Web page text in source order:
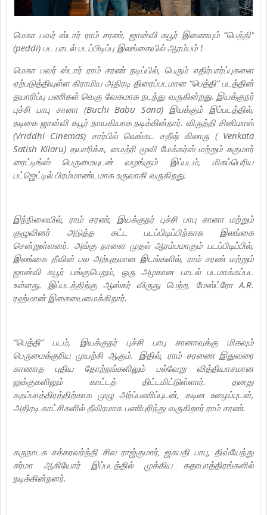
மெகா பவர் ஸ்டார் ராம் சரண், ஜான்வி கபூர் இணையும் “பெத்தி”
(peddi) பட பாடல் படப்பிடிப்பு இலங்கையில் ஆரம்பம் !
மெகா பவர் ஸ்டார் ராம் சரண் நடிப்பில், பெரும் எதிர்பார்ப்புகளை
ஏற்படுத்தியுள்ள கிராமிய அதிரடி திரைப்படமான “பெத்தி” படத்தின்
தயாரிப்பு பணிகள் வெகு வேகமாக நடந்து வருகின்றது. இயக்குநர்
புச்சி பாபு சானா (Buchi Babu Sana) இயக்கும் இப்படத்தில்,
நடிகை ஜான்வி கபூர் நாயகியாக நடிக்கின்றார். விருத்தி சினிமாஸ்
(Vriddhi Cinemas) சார்பில் வெங்கட சதீஷ் கிலாரு ( Venkata
Satish Kilaru) தயாரிக்க, மைத்ரி மூவி மேக்கர்ஸ் மற்றும் சுகுமார்
ரைட்டிங்ஸ் பெருமையுடன் வழங்கும் இப்படம், மிகப்பெரிய
பட்ஜெட்டில் பிரம்மாண்டமாக உருவாகி வருகிறது.
இந்நிலையில், ராம் சரண், இயக்குநர் புச்சி பாபு சானா மற்றும்
குழுவினர் அடுத்த கட்ட படப்பிடிப்பிற்காக இலங்கை
சென்றுள்ளனர். அங்கு நாளை முதல் ஆரம்பமாகும் படப்பிடிப்பில்,
இலங்கை தீவின் பல அற்புதமான இடங்களில், ராம் சரண் மற்றும்
ஜான்வி கபூர் பங்குபெறும், ஒரு அழகான பாடல் படமாக்கப்பட
உள்ளது. இப்படத்திற்கு ஆஸ்கர் விருது பெற்ற, மேஸ்ட்ரோ A.R.
ரஹ்மான் இசையைமைக்கிறார்.
“பெத்தி” படம், இயக்குநர் புச்சி பாபு சானாவுக்கு மிகவும்
பெருமைக்குரிய முயற்சி ஆகும். இதில், ராம் சரணை இதுவரை
காணாத புதிய தோற்றங்களிலும் பல்வேறு வித்தியாசமான
லுக்குகளிலும் காட்டத் திட்டமிட்டுள்ளார். தனது
கதப்பாத்திரத்திற்காக முழு அர்ப்பணிப்புடன், கடின உழைப்புடன்,
அதிரடி காட்சிகளில் தீவிரமாக பணிபுரிந்து வருகிறார் ராம் சரண்.
கருநாடக சக்கரவர்த்தி சிவ ராஜ்குமார், ஜகபதி பாபு, திவ்யேந்து
சர்மா ஆகியோர் இப்படத்தில் முக்கிய கதாபாத்திரங்களில்
நடிக்கின்றனர்.